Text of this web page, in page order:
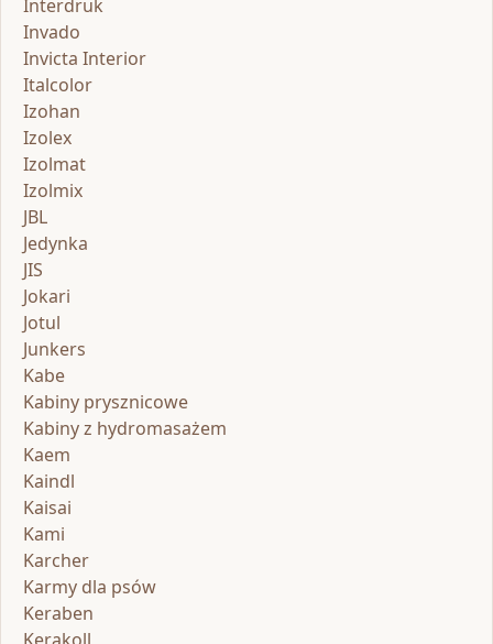
Interdruk
Invado
Invicta Interior
Italcolor
Izohan
Izolex
Izolmat
Izolmix
JBL
Jedynka
JIS
Jokari
Jotul
Junkers
Kabe
Kabiny prysznicowe
Kabiny z hydromasażem
Kaem
Kaindl
Kaisai
Kami
Karcher
Karmy dla psów
Keraben